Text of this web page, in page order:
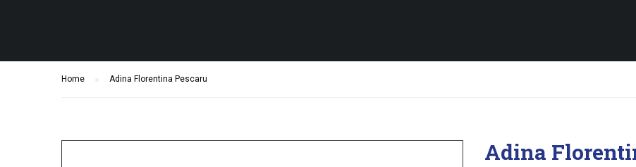
Home Adina Florentina Pescaru
Adina